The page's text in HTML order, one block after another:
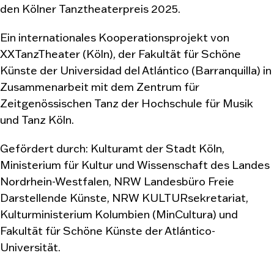
den Kölner Tanztheaterpreis 2025.
Ein internationales Kooperationsprojekt von
XXTanzTheater (Köln), der Fakultät für Schöne
Künste der Universidad del Atlántico (Barranquilla) in
Zusammenarbeit mit dem Zentrum für
Zeitgenössischen Tanz der Hochschule für Musik
und Tanz Köln.
Gefördert durch: Kulturamt der Stadt Köln,
Ministerium für Kultur und Wissenschaft des Landes
Nordrhein-Westfalen, NRW Landesbüro Freie
Darstellende Künste, NRW KULTURsekretariat,
Kulturministerium Kolumbien (MinCultura) und
Fakultät für Schöne Künste der Atlántico-
Universität.